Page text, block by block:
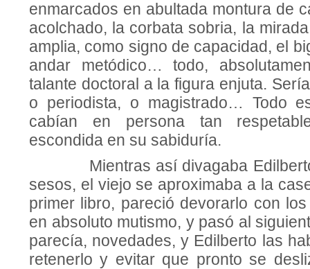
enmarcados en abultada montura de
acolchado, la corbata sobria, la
amplia, como signo de capacidad, el
andar metódico… todo,
talante doctoral a la figura enjuta.
o periodista, o magistrado… Todo
cabían en persona tan
escondida en su sabiduría.
Mientras así divagaba Edilberto
sesos, el viejo se aproximaba a la
primer libro, pareció devorarlo con
en absoluto mutismo, y pasó al
parecía, novedades, y Edilberto las
retenerlo y evitar que pronto se